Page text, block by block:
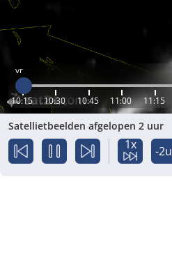
vr
10:15 10:30 10:45 11:00 11:15
Satellietbeelden afgelopen 2 uur
1x -2u